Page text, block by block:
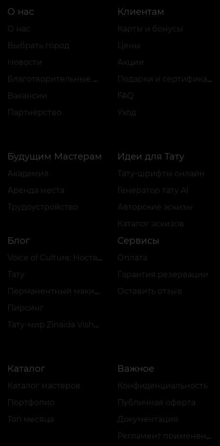
О нас
О нас
Выбрать город
Новости
Благотворительные проекты
Вакансии
Партнёрство
Клиентам
Карты и бонусы
Цены
Акции
Подарки и сертификаты
FAQ
Уход
Будущим Мастерам
Академия
Аренда места
Трудоустройство
Идеи для Тату
Тату-шрифты онлайн
Генератор тату AI
Авторские эскизы
Каталог эскизов
Блог
Voice of Culture: Ностальгия по 2000-м
Тату
Перманентный макияж
Пирсинг
Тату-мир Zinaida Vishenka
Сервисы
Оплата
Гарантия резервации
Оставить отзыв
Каталог
Каталог мастеров
Портфолио
Топ месяца
Важное
Конфиденциальность
Публичная оферта
Документация
Регламент применения акций